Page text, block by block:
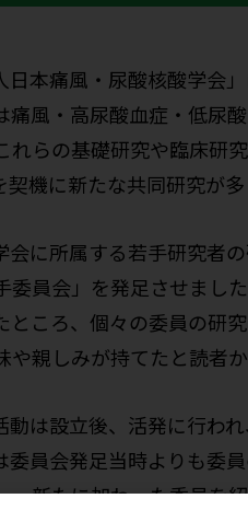
日本痛風・尿酸核酸学会
痛風・高尿酸血症・低尿
れらの基礎研究や臨床研
契機に新たな共同研究が
会に所属する若手研究者
委員会」を発足させまし
ところ、個々の委員の研
や親しみが持てたと読者
動は設立後、活発に行わ
委員会発足当時よりも委
、新たに加わった委員を